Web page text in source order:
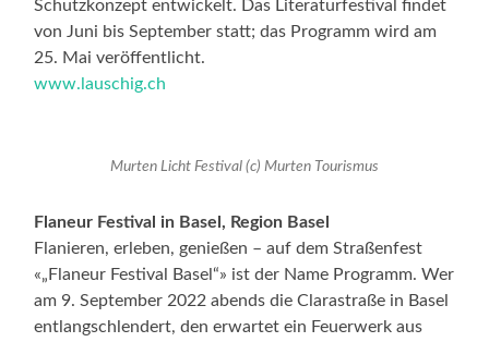
Schutzkonzept entwickelt. Das Literaturfestival findet
von Juni bis September statt; das Programm wird am
25. Mai veröffentlicht.
www.lauschig.ch
Murten Licht Festival (c) Murten Tourismus
Flaneur Festival in Basel, Region Basel
Flanieren, erleben, genießen – auf dem Straßenfest
«„Flaneur Festival Basel“» ist der Name Programm. Wer
am 9. September 2022 abends die Clarastraße in Basel
entlangschlendert, den erwartet ein Feuerwerk aus